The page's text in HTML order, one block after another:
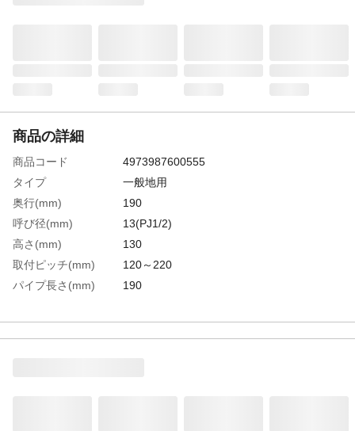
商品の詳細
商品コード
4973987600555
タイプ
一般地用
奥行(mm)
190
呼び径(mm)
13(PJ1/2)
高さ(mm)
130
取付ピッチ(mm)
120～220
パイプ長さ(mm)
190
生産国
日本